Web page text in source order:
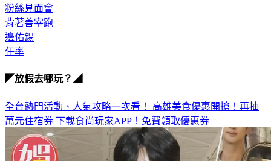
粉絲見面會
背著善宰跑
邊佑錫
任率
◤放假去哪玩？◢
全台熱門活動、人氣攻略一次看！ 高雄美食優惠開搶！再抽
萬元住宿券 下載食尚玩家APP！免費領取優惠券